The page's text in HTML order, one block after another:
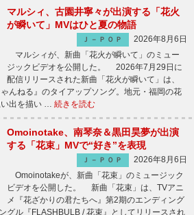
マルシィ、古園井寧々が出演する「花火
が瞬いて」MVはひと夏の物語
Ｊ－ＰＯＰ
2026年8月6日
マルシィが、新曲「花火が瞬いて」のミュー
ジックビデオを公開した。 2026年7月29日に
配信リリースされた新曲「花火が瞬いて」は、
んねる』のタイアップソング。地元・福岡の花
い出を描い … 続きを読む
Omoinotake、南琴奈＆黒田昊夢が出演
する「花束」MVで“好き”を表現
Ｊ－ＰＯＰ
2026年8月6日
Omoinotakeが、新曲「花束」のミュージック
ビデオを公開した。 新曲「花束」は、TVアニ
メ『花ざかりの君たちへ』第2期のエンディング
グル『FLASHBULB / 花束』としてリリースされ